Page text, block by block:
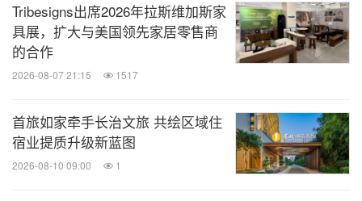
Tribesigns出席2026年拉斯维加斯家
具展，扩大与美国领先家居零售商
的合作
2026-08-07 21:15 1517
首旅如家牵手长治文旅 共绘区域住
宿业提质升级新蓝图
2026-08-10 09:00 1